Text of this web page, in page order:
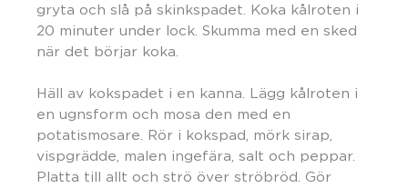
gryta och slå på skinkspadet. Koka kålroten i
20 minuter under lock. Skumma med en sked
när det börjar koka.
Häll av kokspadet i en kanna. Lägg kålroten i
en ugnsform och mosa den med en
potatismosare. Rör i kokspad, mörk sirap,
vispgrädde, malen ingefära, salt och peppar.
Platta till allt och strö över ströbröd. Gör